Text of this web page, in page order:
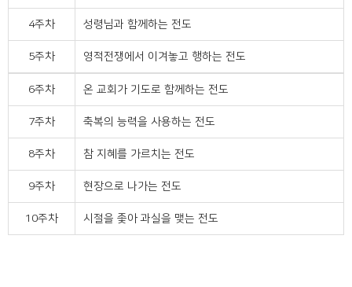
4주차 성령님과 함께하는 전도
5주차 영적전쟁에서 이겨놓고 행하는 전도
6주차 온 교회가 기도로 함께하는 전도
7주차 축복의 능력을 사용하는 전도
8주차 참 지혜를 가르치는 전도
9주차 현장으로 나가는 전도
10주차 시절을 좇아 과실을 맺는 전도